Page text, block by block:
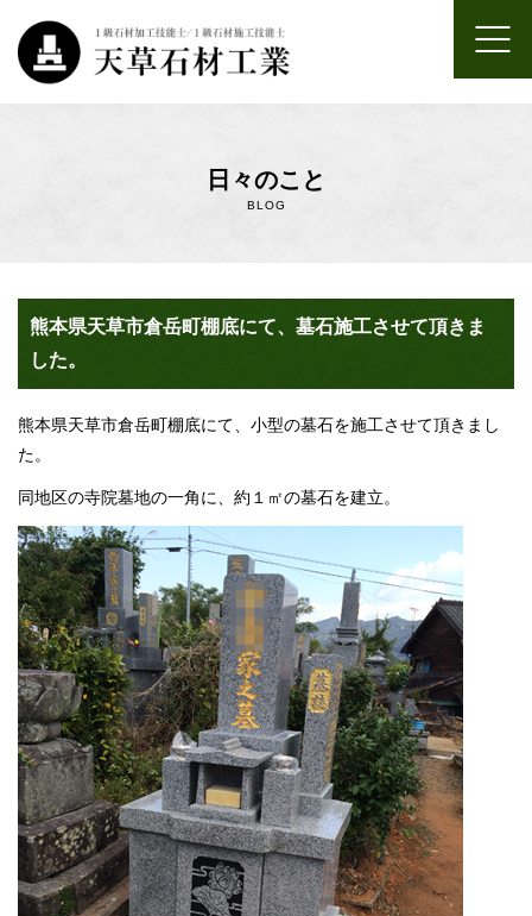
お墓のクリーニング・墓じまい・引っ越し・リフォーム・墓参り
神社仏閣の石像等の石工事
よくあるご質問
プライバシーポリシー
お問い合わせ
施工事例
お知らせ
日々のこと
日々のこと
BLOG
熊本県天草市倉岳町棚底にて、墓石施工させて頂きま
した。
熊本県天草市倉岳町棚底にて、小型の墓石を施工させて頂きまし
た。
同地区の寺院墓地の一角に、約１㎡の墓石を建立。